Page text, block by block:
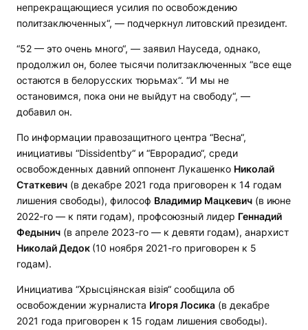
непрекращающиеся усилия по освобождению
политзаключенных“, — подчеркнул литовский президент.
“52 — это очень много“, — заявил Науседа, однако,
продолжил он, более тысячи политзаключенных “все еще
остаются в белорусских тюрьмах“. “И мы не
остановимся, пока они не выйдут на свободу“, —
добавил он.
По информации правозащитного центра “Весна“,
инициативы “Dissidentby“ и “Еврорадио“, среди
освобожденных давний оппонент Лукашенко Николай
Статкевич (в декабре 2021 года приговорен к 14 годам
лишения свободы), философ Владимир Мацкевич (в июне
2022-го — к пяти годам), профсоюзный лидер Геннадий
Федынич (в апреле 2023-го — к девяти годам), анархист
Николай Дедок (10 ноября 2021-го приговорен к 5
годам).
Инициатива “Хрысціянская візія“ сообщила об
освобождении журналиста Игоря Лосика (в декабре
2021 года приговорен к 15 годам лишения свободы).